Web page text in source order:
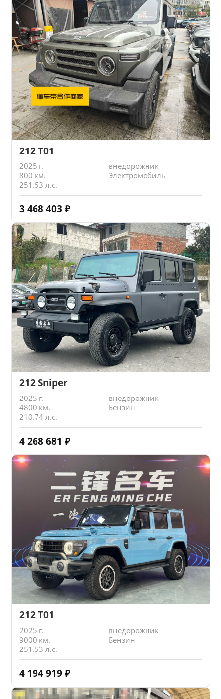
212 T01
2025 г.
внедорожник
800 км.
Электромобиль
251.53 л.с.
3 468 403 ₽
212 Sniper
2025 г.
внедорожник
4800 км.
Бензин
210.74 л.с.
4 268 681 ₽
212 T01
2025 г.
внедорожник
9000 км.
Бензин
251.53 л.с.
4 194 919 ₽